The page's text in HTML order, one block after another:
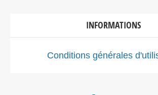
INFORMATIONS
Conditions générales